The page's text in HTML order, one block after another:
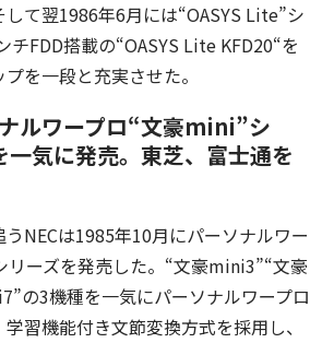
て翌1986年6月には“OASYS Lite”シ
チFDD搭載の“OASYS Lite KFD20“を
を一段と充実させた。
ルワープロ“文豪mini”シ
一気に発売。東芝、富士通を
NECは1985年10月にパーソナルワー
リーズを発売した。“文豪mini3”“文豪
の3機種を一気にパーソナルワープロ
習機能付き文節変換方式を採用し、